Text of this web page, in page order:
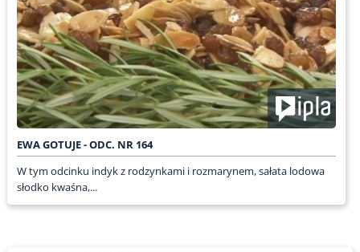
EWA GOTUJE - ODC. NR 164
W tym odcinku indyk z rodzynkami i rozmarynem, sałata lodowa
słodko kwaśna,...